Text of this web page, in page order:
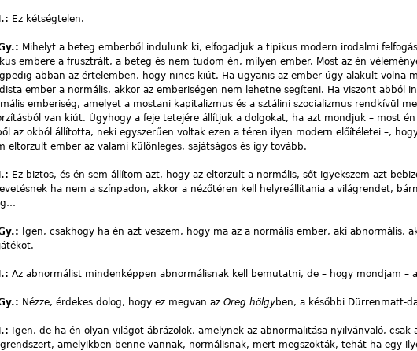
Ez kétségtelen.
Mihelyt a beteg emberből indulunk ki, elfogadjuk a tipikus modern irodalmi
embere a frusztrált, a beteg és nem tudom én, milyen ember. Most az én
abban az értelemben, hogy nincs kiút. Ha ugyanis az ember úgy alakult volna
ember a normális, akkor az emberiségen nem lehetne segíteni. Ha viszont abból
emberiség, amelyet a mostani kapitalizmus és a sztálini szocializmus rendkívül
van kiút. Úgyhogy a feje tetejére állítjuk a dolgokat, ha azt mondjuk – most
az okból állította, neki egyszerűen voltak ezen a téren ilyen modern előítéletei –,
eltorzult ember az valami különleges, sajátságos és így tovább.
Ez biztos, és én sem állítom azt, hogy az eltorzult a normális, sőt igyekszem azt
ha nem a színpadon, akkor a nézőtéren kell helyreállítania a világrendet,
Igen, csakhogy ha én azt veszem, hogy ma az a normális ember, aki abnormális,
Az abnormálist mindenképpen abnormálisnak kell bemutatni, de – hogy mondjam –
Nézze, érdekes dolog, hogy ez megvan az Öreg hölgyben, a későbbi Dürrenmatt-
Igen, de ha én olyan világot ábrázolok, amelynek az abnormalitása nyilvánvaló, csak
amelyikben benne vannak, normálisnak, mert megszokták, tehát ha egy